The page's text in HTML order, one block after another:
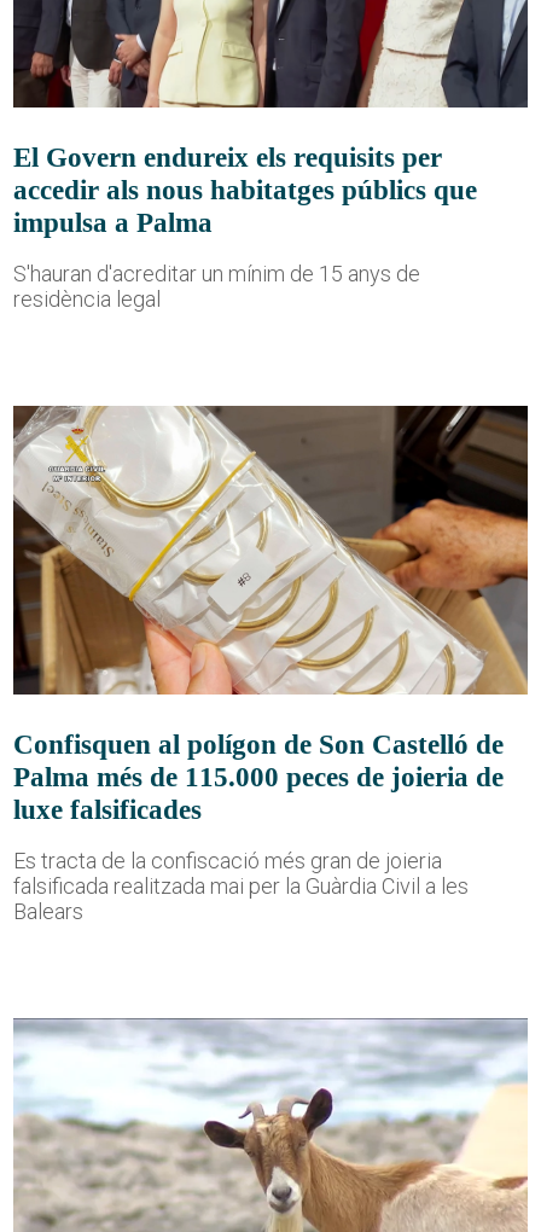
El Govern endureix els requisits per
accedir als nous habitatges públics que
impulsa a Palma
S'hauran d'acreditar un mínim de 15 anys de
residència legal
Confisquen al polígon de Son Castelló de
Palma més de 115.000 peces de joieria de
luxe falsificades
Es tracta de la confiscació més gran de joieria
falsificada realitzada mai per la Guàrdia Civil a les
Balears